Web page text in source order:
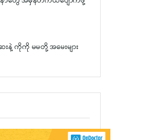
းနဲ့ ကိုကို မမတို့ အမေးများ